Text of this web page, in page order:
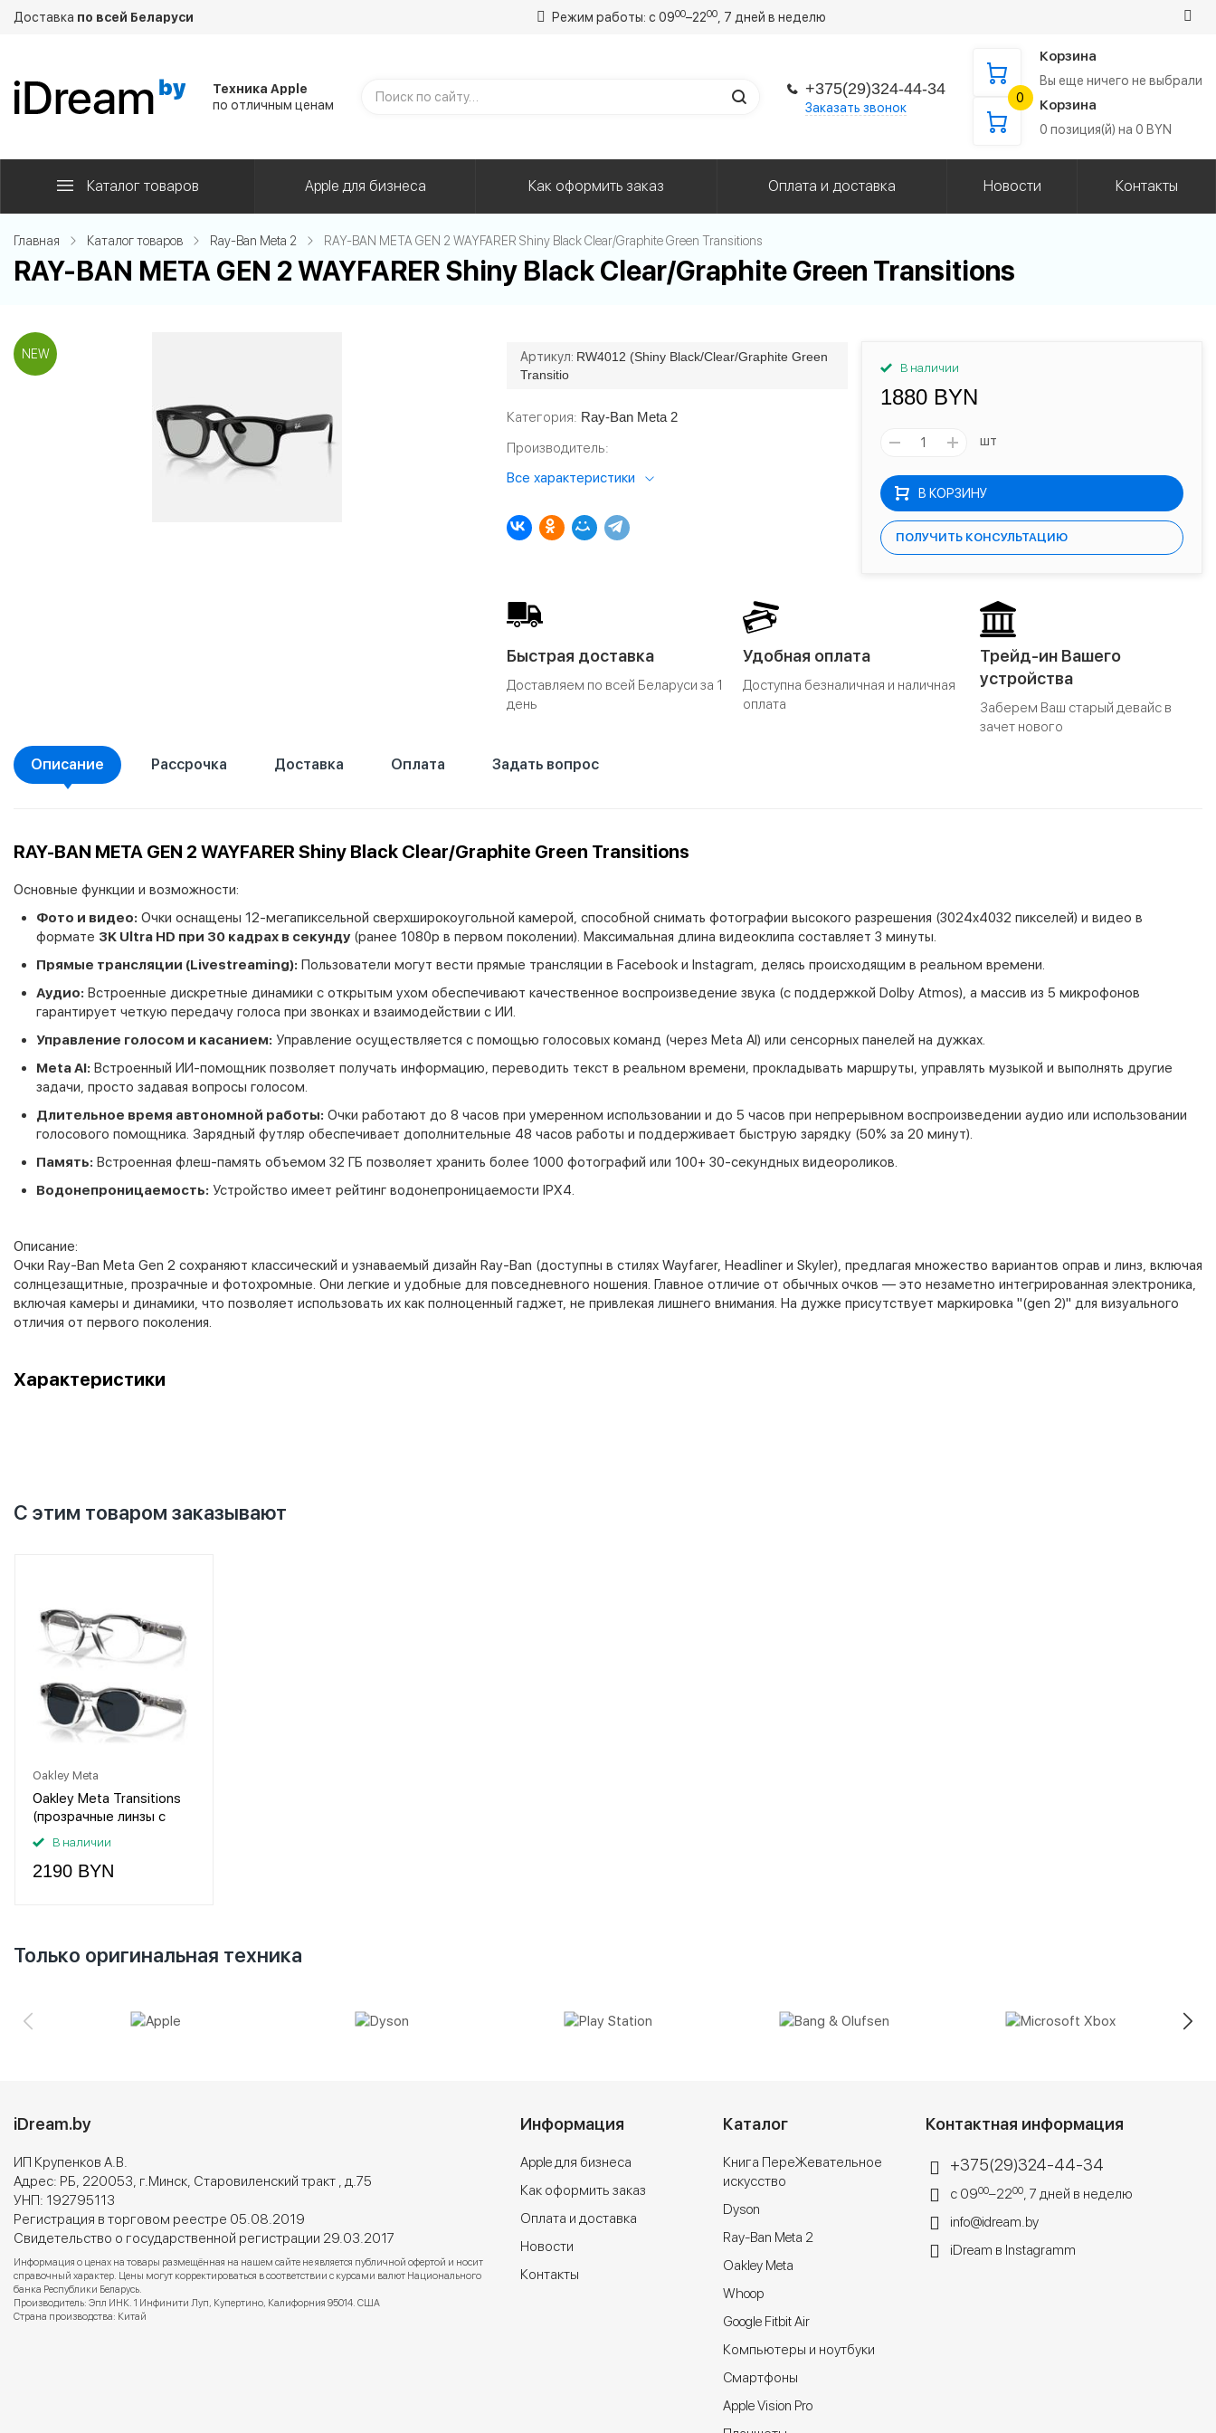
Доставка по всей Беларуси Режим работы: с 0900–2200, 7 дней в неделю
Техника Apple
по отличным ценам
+375(29)324-44-34
Заказать звонок
Корзина
Вы еще ничего не выбрали
0
Корзина
0 позиция(й) на 0 BYN
Каталог товаров Apple для бизнеса Как оформить заказ Оплата и доставка Новости Контакты
Главная Каталог товаров Ray-Ban Meta 2 RAY-BAN META GEN 2 WAYFARER Shiny Black Clear/Graphite Green Transitions
RAY-BAN META GEN 2 WAYFARER Shiny Black Clear/Graphite Green Transitions
NEW Артикул: RW4012 (Shiny Black/Clear/Graphite Green
Transitio
Категория Ray-Ban Meta 2
Производитель
Все характеристики
В наличии
1880 BYN
шт
В КОРЗИНУ
ПОЛУЧИТЬ КОНСУЛЬТАЦИЮ
Быстрая доставка
Доставляем по всей Беларуси за 1
день
Удобная оплата
Доступна безналичная и наличная
оплата
Трейд-ин Вашего
устройства
Заберем Ваш старый девайс в
зачет нового
Описание Рассрочка Доставка Оплата Задать вопрос
RAY-BAN META GEN 2 WAYFARER Shiny Black Clear/Graphite Green Transitions
Основные функции и возможности:
Фото и видео: Очки оснащены 12-мегапиксельной сверхширокоугольной камерой, способной снимать фотографии высокого разрешения (3024x4032 пикселей) и видео в
формате 3K Ultra HD при 30 кадрах в секунду(ранее 1080p в первом поколении). Максимальная длина видеоклипа составляет 3 минуты.
Прямые трансляции (Livestreaming): Пользователи могут вести прямые трансляции в Facebook и Instagram, делясь происходящим в реальном времени.
Аудио: Встроенные дискретные динамики с открытым ухом обеспечивают качественное воспроизведение звука (с поддержкой Dolby Atmos), а массив из 5 микрофонов
гарантирует четкую передачу голоса при звонках и взаимодействии с ИИ.
Управление голосом и касанием: Управление осуществляется с помощью голосовых команд (через Meta AI) или сенсорных панелей на дужках.
Meta AI: Встроенный ИИ-помощник позволяет получать информацию, переводить текст в реальном времени, прокладывать маршруты, управлять музыкой и выполнять другие
задачи, просто задавая вопросы голосом.
Длительное время автономной работы: Очки работают до 8 часов при умеренном использовании и до 5 часов при непрерывном воспроизведении аудио или использовании
голосового помощника. Зарядный футляр обеспечивает дополнительные 48 часов работы и поддерживает быструю зарядку (50% за 20 минут).
Память: Встроенная флеш-память объемом 32 ГБ позволяет хранить более 1000 фотографий или 100+ 30-секундных видеороликов.
Водонепроницаемость: Устройство имеет рейтинг водонепроницаемости IPX4.
Описание:
Очки Ray-Ban Meta Gen 2 сохраняют классический и узнаваемый дизайн Ray-Ban (доступны в стилях Wayfarer, Headliner и Skyler), предлагая множество вариантов оправ и линз, включая
солнцезащитные, прозрачные и фотохромные. Они легкие и удобные для повседневного ношения. Главное отличие от обычных очков — это незаметно интегрированная электроника,
включая камеры и динамики, что позволяет использовать их как полноценный гаджет, не привлекая лишнего внимания. На дужке присутствует маркировка "(gen 2)" для визуального
отличия от первого поколения.
Характеристики
С этим товаром заказывают
Oakley Meta
Oakley Meta Transitions
(прозрачные линзы с
затемнением в серый,
прозрачная оправа)
В наличии
2190 BYN
Только оригинальная техника
iDream.by
ИП Крупенков А.В.
Адрес: РБ, 220053, г.Минск, Старовиленский тракт , д.75
УНП: 192795113
Регистрация в торговом реестре 05.08.2019
Свидетельство о государственной регистрации 29.03.2017
Информация о ценах на товары размещённая на нашем сайте не является публичной офертой и носит
справочный характер. Цены могут корректироваться в соответствии с курсами валют Национального
банка Республики Беларусь.
Производитель: Эпл ИНК. 1 Инфинити Луп, Купертино, Калифорния 95014. США
Страна производства: Китай
Информация
Apple для бизнеса
Как оформить заказ
Оплата и доставка
Новости
Контакты
Каталог
Книга ПереЖевательное
искусство
Dyson
Ray-Ban Meta 2
Oakley Meta
Whoop
Google Fitbit Air
Компьютеры и ноутбуки
Cмартфоны
Apple Vision Pro
Контактная информация
+375(29)324-44-34
с 0900–2200, 7 дней в неделю
info@idream.by
iDream в Instagramm